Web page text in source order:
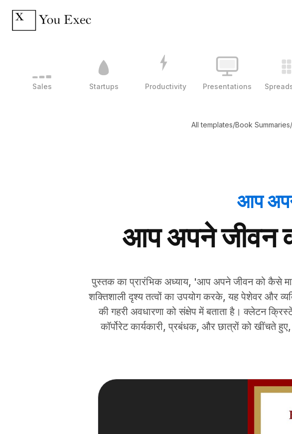
Sales Startups Productivity Presentations
All templates/Book Summaries/
आप
आप अपने जीवन
पुस्तक का प्रारंभिक अध्याय, 'आप अपने जीवन को कैसे
शक्तिशाली दृश्य तत्वों का उपयोग करके, यह पेशेवर और
की गहरी अवधारणा को संक्षेप में बताता है। क्लेटन
कॉर्पोरेट कार्यकारी, प्रबंधक, और छात्रों को खींचते